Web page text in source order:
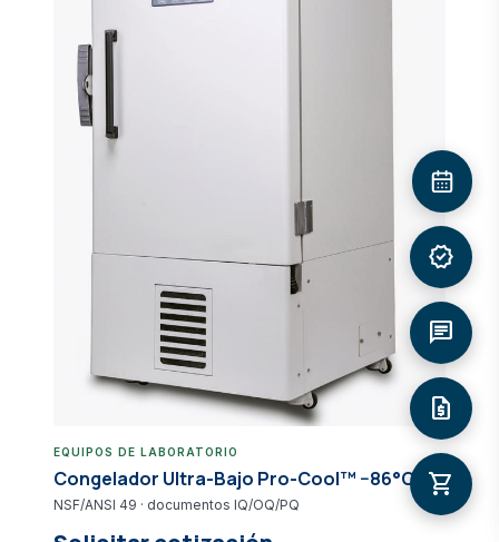
EQUIPOS DE LABORATORIO
Congelador Ultra-Bajo Pro-Cool™ −86°C
NSF/ANSI 49 · documentos IQ/OQ/PQ
shopping_cart
request_quote
chat
verified